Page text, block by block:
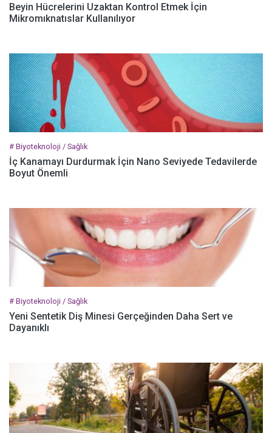
Beyin Hücrelerini Uzaktan Kontrol Etmek İçin
Mikromıknatıslar Kullanılıyor
# Biyoteknoloji / Sağlık
İç Kanamayı Durdurmak İçin Nano Seviyede Tedavilerde
Boyut Önemli
# Biyoteknoloji / Sağlık
Yeni Sentetik Diş Minesi Gerçeğinden Daha Sert ve
Dayanıklı